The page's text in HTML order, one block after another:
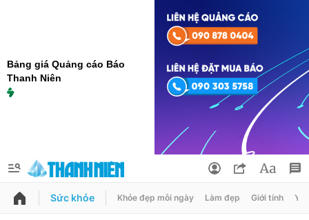
Bảng giá Quảng cáo Báo
Thanh Niên
QUẢNG CÁO ĐẶT BÁO
Sức khỏe Khỏe đẹp mỗi ngày Làm đẹp Giới tính Y